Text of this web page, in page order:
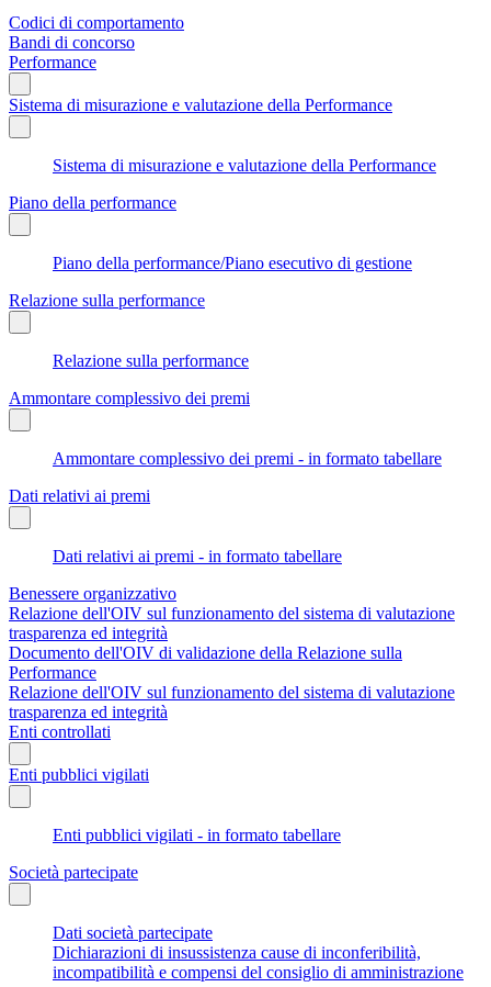
Codici di comportamento
Bandi di concorso
Performance
Sistema di misurazione e valutazione della Performance
Sistema di misurazione e valutazione della Performance
Piano della performance
Piano della performance/Piano esecutivo di gestione
Relazione sulla performance
Relazione sulla performance
Ammontare complessivo dei premi
Ammontare complessivo dei premi - in formato tabellare
Dati relativi ai premi
Dati relativi ai premi - in formato tabellare
Benessere organizzativo
Relazione dell'OIV sul funzionamento del sistema di valutazione
trasparenza ed integrità
Documento dell'OIV di validazione della Relazione sulla
Performance
Relazione dell'OIV sul funzionamento del sistema di valutazione
trasparenza ed integrità
Enti controllati
Enti pubblici vigilati
Enti pubblici vigilati - in formato tabellare
Società partecipate
Dati società partecipate
Dichiarazioni di insussistenza cause di inconferibilità,
incompatibilità e compensi del consiglio di amministrazione